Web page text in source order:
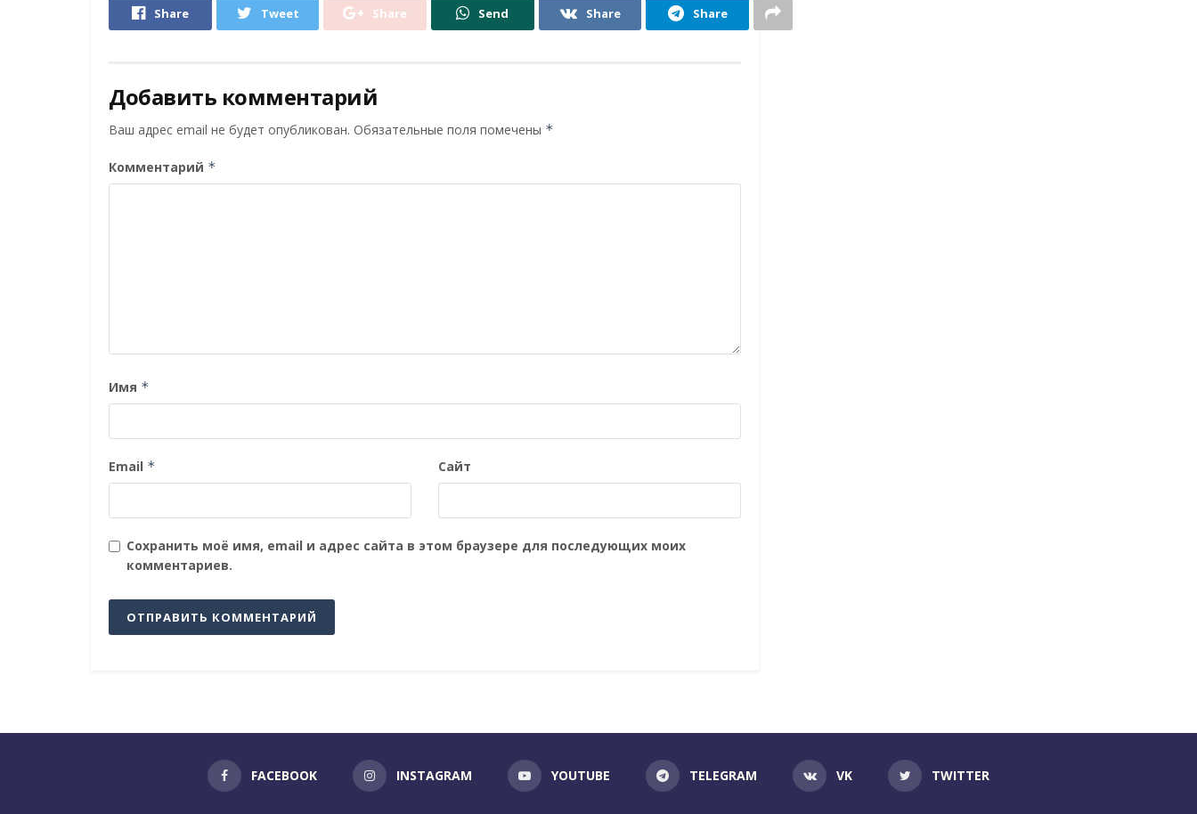
Share Tweet Share Send Share Share
Добавить комментарий
Ваш адрес email не будет опубликован. Обязательные поля помечены *
Комментарий *
Имя *
Email * Сайт
Сохранить моё имя, email и адрес сайта в этом браузере для последующих моих
комментариев.
FACEBOOK INSTAGRAM YOUTUBE TELEGRAM VK TWITTER